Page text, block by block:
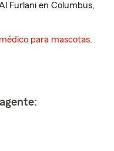
Furlani en Columbus,
para mascotas.